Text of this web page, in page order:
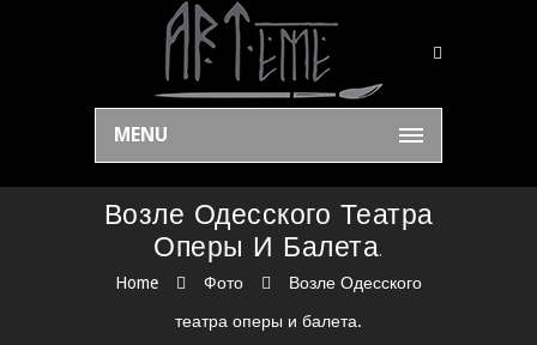
MENU
Возле Одесского Театра
Оперы И Балета.
Home Фото
Возле Одесского
театра оперы и балета.